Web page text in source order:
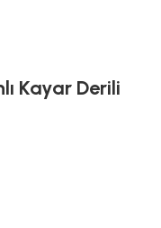
Kayar Derili